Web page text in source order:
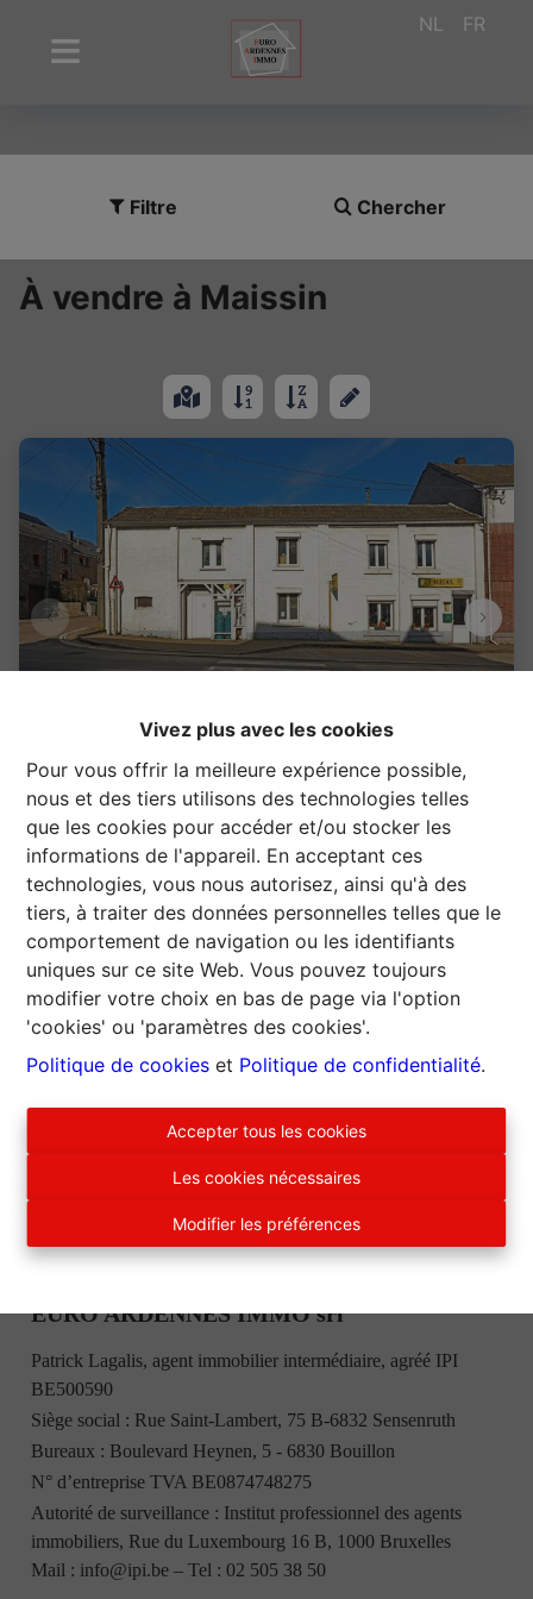
Vivez plus avec les cookies
Pour vous offrir la meilleure expérience possible,
nous et des tiers utilisons des technologies telles
que les cookies pour accéder et/ou stocker les
informations de l'appareil. En acceptant ces
technologies, vous nous autorisez, ainsi qu'à des
tiers, à traiter des données personnelles telles que le
comportement de navigation ou les identifiants
uniques sur ce site Web. Vous pouvez toujours
modifier votre choix en bas de page via l'option
'cookies' ou 'paramètres des cookies'.
Politique de cookies et Politique de confidentialité.
Accepter tous les cookies
Les cookies nécessaires
Modifier les préférences
NL FR
Filtre Chercher
À vendre à Maissin
Maison à usage de friterie
Place des Combattants  9, 6852 Maissin
   |
Ref : 1438038
€ 125.000
2 77 m²
EURO ARDENNES IMMO srl
Patrick Lagalis, agent immobilier intermédiaire, agréé IPI
BE500590
Siège social : Rue Saint-Lambert, 75 B-6832 Sensenruth
Bureaux : Boulevard Heynen, 5 - 6830 Bouillon
N° d’entreprise TVA BE0874748275
Autorité de surveillance : Institut professionnel des agents
immobiliers, Rue du Luxembourg 16 B, 1000 Bruxelles
Mail : info@ipi.be – Tel : 02 505 38 50